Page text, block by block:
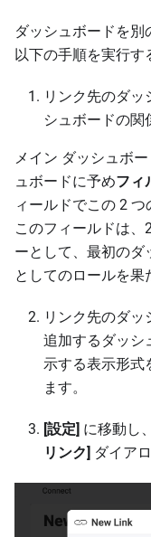
ダッシュボードを別
以下の手順を実行す
リンク先のダッ
シュボードの関
メイン ダッシュボ
ュボードに予めフィ
ィールドでこの 2 つ
このフィールドは、
ーとして、最初のダ
としてのロールを果
リンク先のダ
追加するダッシ
示する表示形式
ます。
[設定] に移動し、
リンク] ダイア